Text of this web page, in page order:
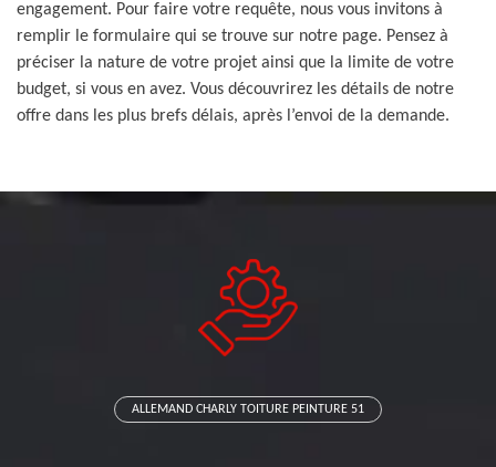
engagement. Pour faire votre requête, nous vous invitons à
remplir le formulaire qui se trouve sur notre page. Pensez à
préciser la nature de votre projet ainsi que la limite de votre
budget, si vous en avez. Vous découvrirez les détails de notre
offre dans les plus brefs délais, après l’envoi de la demande.
ALLEMAND CHARLY TOITURE PEINTURE 51